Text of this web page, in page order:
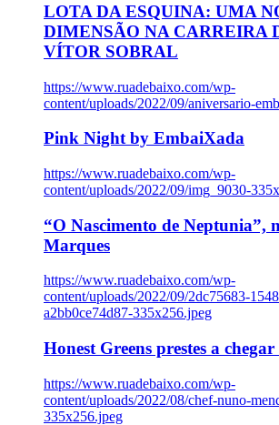
LOTA DA ESQUINA: UMA
DIMENSÃO NA CARREIRA
VÍTOR SOBRAL
https://www.ruadebaixo.com/wp-
content/uploads/2022/09/aniversario-
Pink Night by EmbaiXada
https://www.ruadebaixo.com/wp-
content/uploads/2022/09/img_9030-
“O Nascimento de Neptunia”,
Marques
https://www.ruadebaixo.com/wp-
content/uploads/2022/09/2dc75683-
a2bb0ce74d87-335x256.jpeg
Honest Greens prestes a
https://www.ruadebaixo.com/wp-
content/uploads/2022/08/chef-nuno-
335x256.jpeg